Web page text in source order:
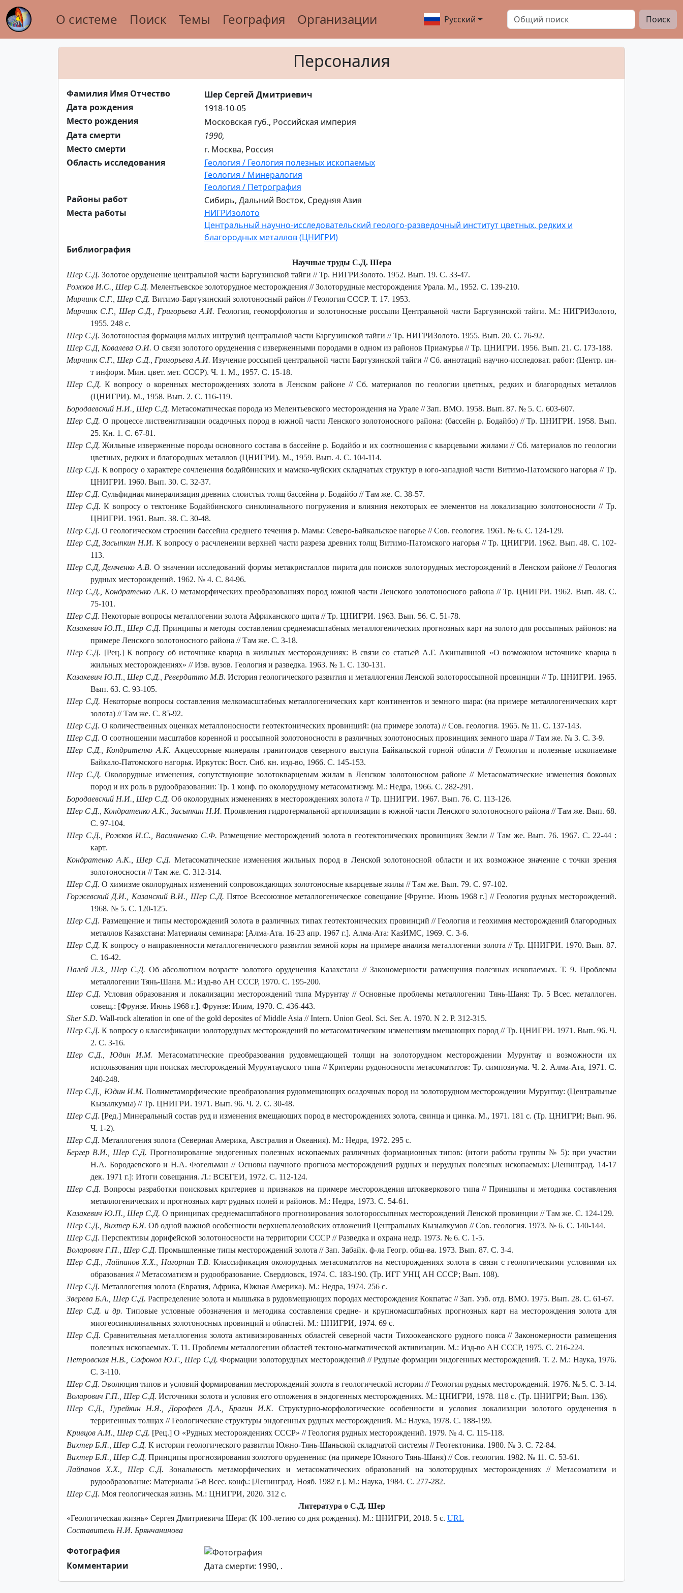
О системе Поиск Темы География Организации Русский Поиск
Персоналия
Фамилия Имя Отчество
Шер Сергей Дмитриевич
Дата рождения
1918-10-05
Место рождения
Московская губ., Российская империя
Дата смерти
1990,
Место смерти
г. Москва, Россия
Область исследования
Геология / Геология полезных ископаемых
Геология / Минералогия
Геология / Петрография
Районы работ
Сибирь, Дальний Восток, Средняя Азия
Места работы
НИГРИзолото
Центральный научно-исследовательский геолого-разведочный институт цветных, редких и
благородных металлов (ЦНИГРИ)
Библиография
Научные труды С.Д. Шера
Шер С.Д. Золотое оруденение центральной части Баргузинской тайги // Тр. НИГРИЗолото. 1952. Вып. 19. С. 33-47.
Рожков И.С., Шер С.Д. Мелентьевское золоторудное месторождения // Золоторудные месторождения Урала. М., 1952. С. 139-210.
Мирчинк С.Г., Шер С.Д. Витимо-Баргузинский золотоносный район // Геология СССР. Т. 17. 1953.
Мирчинк С.Г., Шер С.Д., Григорьева А.И. Геология, геоморфология и золотоносные россыпи Центральной части Баргузинской тайги. М.: НИГРИЗолото,
1955. 248 с.
Шер С.Д. Золотоносная формация малых интрузий центральной части Баргузинской тайги // Тр. НИГРИЗолото. 1955. Вып. 20. С. 76-92.
Шер С.Д, Ковалева О.И. О связи золотого оруденения с изверженными породами в одном из районов Приамурья // Тр. ЦНИГРИ. 1956. Вып. 21. С. 173-188.
Мирчинк С.Г., Шер С.Д., Григорьева А.И. Изучение россыпей центральной части Баргузинской тайги // Сб. аннотаций научно-исследоват. работ: (Центр. ин-
т информ. Мин. цвет. мет. СССР). Ч. 1. М., 1957. С. 15-18.
Шер С.Д.К вопросу о коренных месторождениях золота в Ленском районе // Сб. материалов по геологии цветных, редких и благородных металлов
(ЦНИГРИ). М., 1958. Вып. 2. С. 116-119.
Бородаевский Н.И., Шер С.Д. Метасоматическая порода из Мелентьевского месторождения на Урале // Зап. ВМО. 1958. Вып. 87. № 5. С. 603-607.
Шер С.Д. О процессе лиственитизации осадочных пород в южной части Ленского золотоносного района: (бассейн р. Бодайбо) // Тр. ЦНИГРИ. 1958. Вып.
25. Кн. 1. С. 67-81.
Шер С.Д.Жильные изверженные породы основного состава в бассейне р. Бодайбо и их соотношения с кварцевыми жилами // Сб. материалов по геологии
цветных, редких и благородных металлов (ЦНИГРИ). М., 1959. Вып. 4. С. 104-114.
Шер С.Д. К вопросу о характере сочленения бодайбинских и мамско-чуйских складчатых структур в юго-западной части Витимо-Патомского нагорья // Тр.
ЦНИГРИ. 1960. Вып. 30. С. 32-37.
Шер С.Д. Сульфидная минерализация древних слоистых толщ бассейна р. Бодайбо // Там же. С. 38-57.
Шер С.Д. К вопросу о тектонике Бодайбинского синклинального погружения и влияния некоторых ее элементов на локализацию золотоносности // Тр.
ЦНИГРИ. 1961. Вып. 38. С. 30-48.
Шер С.Д. О геологическом строении бассейна среднего течения р. Мамы: Северо-Байкальское нагорье // Сов. геология. 1961. № 6. С. 124-129.
Шер С.Д, Засыпкин Н.И. К вопросу о расчленении верхней части разреза древних толщ Витимо-Патомского нагорья // Тр. ЦНИГРИ. 1962. Вып. 48. С. 102-
113.
Шер С.Д, Демченко А.В. О значении исследований формы метакристаллов пирита для поисков золоторудных месторождений в Ленском районе // Геология
рудных месторождений. 1962. № 4. С. 84-96.
Шер С.Д., Кондратенко А.К. О метаморфических преобразованиях пород южной части Ленского золотоносного района // Тр. ЦНИГРИ. 1962. Вып. 48. С.
75-101.
Шер С.Д. Некоторые вопросы металлогении золота Африканского щита // Тр. ЦНИГРИ. 1963. Вып. 56. С. 51-78.
Казакевич Ю.П., Шер С.Д. Принципы и методы составления среднемасштабных металлогенических прогнозных карт на золото для россыпных районов: на
примере Ленского золотоносного района // Там же. С. 3-18.
Шер С.Д. [Рец.] К вопросу об источнике кварца в жильных месторождениях: В связи со статьей А.Г. Акиньшиной «О возможном источнике кварца в
жильных месторождениях» // Изв. вузов. Геология и разведка. 1963. № 1. С. 130-131.
Казакевич Ю.П., Шер С.Д., Ревердатто М.В.История геологического развития и металлогения Ленской золотороссыпной провинции // Тр. ЦНИГРИ. 1965.
Вып. 63. С. 93-105.
Шер С.Д. Некоторые вопросы составления мелкомасштабных металлогенических карт континентов и земного шара: (на примере металлогенических карт
золота) // Там же. С. 85-92.
Шер С.Д. О количественных оценках металлоносности геотектонических провинций: (на примере золота) // Сов. геология. 1965. № 11. С. 137-143.
Шер С.Д. О соотношении масштабов коренной и россыпной золотоносности в различных золотоносных провинциях земного шара // Там же. № 3. С. 3-9.
Шер С.Д., Кондратенко А.К. Акцессорные минералы гранитоидов северного выступа Байкальской горной области // Геология и полезные ископаемые
Байкало-Патомского нагорья. Иркутск: Вост. Сиб. кн. изд-во, 1966. С. 145-153.
Шер С.Д. Околорудные изменения, сопутствующие золотокварцевым жилам в Ленском золотоносном районе // Метасоматические изменения боковых
пород и их роль в рудообразовании: Тр. 1 конф. по околорудному метасоматизму. М.: Недра, 1966. С. 282-291.
Бородаевский Н.И., Шер С.Д. Об околорудных изменениях в месторождениях золота // Тр. ЦНИГРИ. 1967. Вып. 76. С. 113-126.
Шер С.Д., Кондратенко А.К., Засыпкин Н.И.Проявления гидротермальной аргиллизации в южной части Ленского золотоносного района // Там же. Вып. 68.
С. 97-104.
Шер С.Д., Рожков И.С., Васильченко С.Ф.Размещение месторождений золота в геотектонических провинциях Земли // Там же. Вып. 76. 1967. С. 22-44 :
карт.
Кондратенко А.К., Шер С.Д. Метасоматические изменения жильных пород в Ленской золотоносной области и их возможное значение с точки зрения
золотоносности // Там же. С. 312-314.
Шер С.Д. О химизме околорудных изменений сопровождающих золотоносные кварцевые жилы // Там же. Вып. 79. С. 97-102.
Горжевский Д.И., Казанский В.И., Шер С.Д.Пятое Всесоюзное металлогеническое совещание [Фрунзе. Июнь 1968 г.] // Геология рудных месторождений.
1968. № 5. С. 120-125.
Шер С.Д. Размещение и типы месторождений золота в различных типах геотектонических провинций // Геология и геохимия месторождений благородных
металлов Казахстана: Материалы семинара: [Алма-Ата. 16-23 апр. 1967 г.]. Алма-Ата: КазИМС, 1969. С. 3-6.
Шер С.Д.К вопросу о направленности металлогенического развития земной коры на примере анализа металлогении золота // Тр. ЦНИГРИ. 1970. Вып. 87.
С. 16-42.
Палей Л.З., Шер С.Д.Об абсолютном возрасте золотого оруденения Казахстана // Закономерности размещения полезных ископаемых. Т. 9. Проблемы
металлогении Тянь-Шаня. М.: Изд-во АН СССР, 1970. С. 195-200.
Шер С.Д.Условия образования и локализации месторождений типа Мурунтау // Основные проблемы металлогении Тянь-Шаня: Тр. 5 Всес. металлоген.
совещ.: [Фрунзе. Июнь 1968 г.]. Фрунзе: Илим, 1970. С. 436-443.
Sher S.D. Wall-rock alteration in one of the gold deposites of Middle Asia // Intern. Union Geol. Sci. Ser. A. 1970. N 2. P. 312-315.
Шер С.Д.К вопросу о классификации золоторудных месторождений по метасоматическим изменениям вмещающих пород // Тр. ЦНИГРИ. 1971. Вып. 96. Ч.
2. С. 3-16.
Шер С.Д., Юдин И.М. Метасоматические преобразования рудовмещающей толщи на золоторудном месторождении Мурунтау и возможности их
использования при поисках месторождений Мурунтауского типа // Критерии рудоносности метасоматитов: Тр. симпозиума. Ч. 2. Алма-Ата, 1971. С.
240-248.
Шер С.Д., Юдин И.М.Полиметаморфические преобразования рудовмещающих осадочных пород на золоторудном месторождении Мурунтау: (Центральные
Кызылкумы) // Тр. ЦНИГРИ. 1971. Вып. 96. Ч. 2. С. 30-48.
Шер С.Д. [Ред.] Минеральный состав руд и изменения вмещающих пород в месторождениях золота, свинца и цинка. М., 1971. 181 с. (Тр. ЦНИГРИ; Вып. 96.
Ч. 1-2).
Шер С.Д. Металлогения золота (Северная Америка, Австралия и Океания). М.: Недра, 1972. 295 с.
Бергер В.И., Шер С.Д. Прогнозирование эндогенных полезных ископаемых различных формационных типов: (итоги работы группы № 5): при участии
Н.А. Бородаевского и Н.А. Фогельман // Основы научного прогноза месторождений рудных и нерудных полезных ископаемых: [Ленинград. 14-17
дек. 1971 г.]: Итоги совещания. Л.: ВСЕГЕИ, 1972. С. 112-124.
Шер С.Д. Вопросы разработки поисковых критериев и признаков на примере месторождения штокверкового типа // Принципы и методика составления
металлогенических и прогнозных карт рудных полей и районов. М.: Недра, 1973. С. 54-61.
Казакевич Ю.П., Шер С.Д. О принципах среднемасштабного прогнозирования золотороссыпных месторождений Ленской провинции // Там же. С. 124-129.
Шер С.Д., Вихтер Б.Я. Об одной важной особенности верхнепалеозойских отложений Центральных Кызылкумов // Сов. геология. 1973. № 6. С. 140-144.
Шер С.Д. Перспективы дорифейской золотоносности на территории СССР // Разведка и охрана недр. 1973. № 6. С. 1-5.
Воларович Г.П., Шер С.Д. Промышленные типы месторождений золота // Зап. Забайк. ф-ла Геогр. общ-ва. 1973. Вып. 87. С. 3-4.
Шер С.Д., Лайпанов Х.Х., Нагорная Т.В. Классификация околорудных метасоматитов на месторождениях золота в связи с геологическими условиями их
образования // Метасоматизм и рудообразование. Свердловск, 1974. С. 183-190. (Тр. ИГГ УНЦ АН СССР; Вып. 108).
Шер С.Д. Металлогения золота (Евразия, Африка, Южная Америка). М.: Недра, 1974. 256 с.
Зверева Б.А., Шер С.Д. Распределение золота и мышьяка в рудовмещающих породах месторождения Кокпатас // Зап. Узб. отд. ВМО. 1975. Вып. 28. С. 61-67.
Шер С.Д. и др. Типовые условные обозначения и методика составления средне- и крупномасштабных прогнозных карт на месторождения золота для
миогеосинклинальных золотоносных провинций и областей. М.: ЦНИГРИ, 1974. 69 с.
Шер С.Д. Сравнительная металлогения золота активизированных областей северной части Тихоокеанского рудного пояса // Закономерности размещения
полезных ископаемых. Т. 11. Проблемы металлогении областей тектоно-магматической активизации. М.: Изд-во АН СССР, 1975. С. 216-224.
Петровская Н.В., Сафонов Ю.Г., Шер С.Д. Формации золоторудных месторождений // Рудные формации эндогенных месторождений. Т. 2. М.: Наука, 1976.
С. 3-110.
Шер С.Д. Эволюция типов и условий формирования месторождений золота в геологической истории // Геология рудных месторождений. 1976. № 5. С. 3-14.
Воларович Г.П., Шер С.Д. Источники золота и условия его отложения в эндогенных месторождениях. М.: ЦНИГРИ, 1978. 118 с. (Тр. ЦНИГРИ; Вып. 136).
Шер С.Д.,
Гурейкин Н.Я., Дорофеев Д.А., Брагин И.К. Структурно-морфологические особенности и условия локализации золотого оруденения в
терригенных толщах // Геологические структуры эндогенных рудных месторождений. М.: Наука, 1978. С. 188-199.
Кривцов А.И., Шер С.Д. [Рец.] О «Рудных месторождениях СССР» // Геология рудных месторождений. 1979. № 4. С. 115-118.
Вихтер Б.Я., Шер С.Д. К истории геологического развития Южно-Тянь-Шаньской складчатой системы // Геотектоника. 1980. № 3. С. 72-84.
Вихтер Б.Я., Шер С.Д. Принципы прогнозирования золотого оруденения: (на примере Южного Тянь-Шаня) // Сов. геология. 1982. № 11. С. 53-61.
Лайпанов Х.Х., Шер С.Д.Зональность метаморфических и метасоматических образований на золоторудных месторождениях // Метасоматизм и
рудообразование: Материалы 5-й Всес. конф.: [Ленинград. Нояб. 1982 г.]. М.: Наука, 1984. С. 277-282.
Шер С.Д. Моя геологическая жизнь. М.: ЦНИГРИ, 2020. 312 с.
Литература о С.Д. Шер
«Геологическая жизнь» Сергея Дмитриевича Шера: (К 100-летию со дня рождения). М.: ЦНИГРИ, 2018. 5 с. URL
Составитель Н.И. Брянчанинова
Фотография
Комментарии
Дата смерти: 1990, .